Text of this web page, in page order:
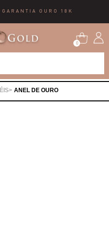
OURO 18K
0
ANEL DE OURO